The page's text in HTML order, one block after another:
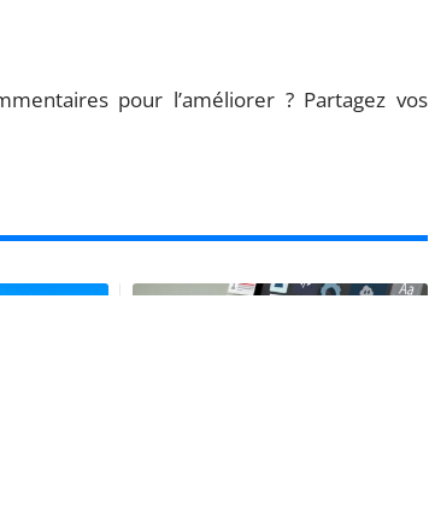
pour l’améliorer ? Partagez vos